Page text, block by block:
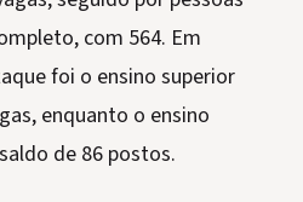
com 564. Em
foi o ensino superior
enquanto o ensino
de 86 postos.